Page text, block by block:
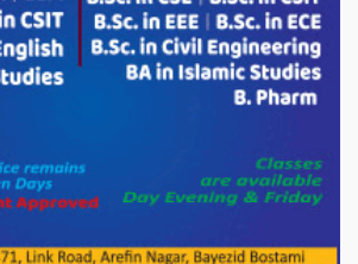
সার্কেলের বৃক্ষরোপণ
মিরপুর-১১ নম্বরে দুর্বৃত্তদের গুলিতে বিএনপি
পাটগ্রামে চিকিৎসা সেবায় বীর মুক্তিযোদ্ধা দবির
উদ্দিন ফাউন্ডেশন